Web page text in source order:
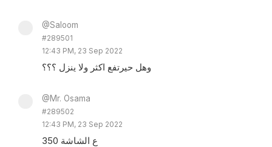
@Saloom
#289501
12:43 PM, 23 Sep 2022
وهل حيرتفع اكثر ولا ينزل ؟؟؟
@Mr. Osama
#289502
12:43 PM, 23 Sep 2022
350 ع الشاشة